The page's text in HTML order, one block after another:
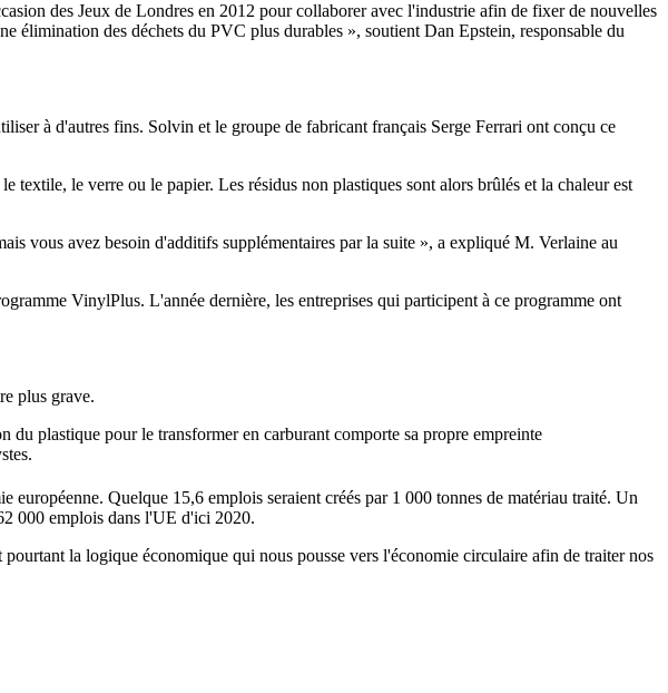
des Jeux de Londres en 2012 pour collaborer avec l'industrie afin de fixer de nouvelles
élimination des déchets du PVC plus durables », soutient Dan Epstein, responsable du
à d'autres fins. Solvin et le groupe de fabricant français Serge Ferrari ont conçu ce
textile, le verre ou le papier. Les résidus non plastiques sont alors brûlés et la chaleur est
vous avez besoin d'additifs supplémentaires par la suite », a expliqué M. Verlaine au
VinylPlus. L'année dernière, les entreprises qui participent à ce programme ont
plus grave.
plastique pour le transformer en carburant comporte sa propre empreinte
Quelque 15,6 emplois seraient créés par 1 000 tonnes de matériau traité. Un
000 emplois dans l'UE d'ici 2020.
la logique économique qui nous pousse vers l'économie circulaire afin de traiter nos